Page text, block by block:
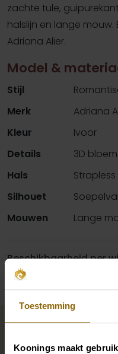
Toestemming
Koonings maakt
zachte tule,
halslijn en lange mouw.
Adriana Alier.
Model &
Stijl
Merk
Adriana
Kleur
Ivoor
Details
3D
Hals
Strapless
Silhouet
Mouwen
Lange
Beschikbaarheid per
Maak jouw
compleet